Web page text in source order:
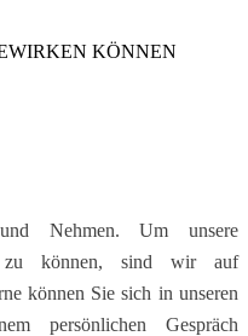
KÖNNEN
Nehmen. ​Um unsere
​zu können, sind wir auf
können Sie sich ​in unseren
persönlichen Gespräch